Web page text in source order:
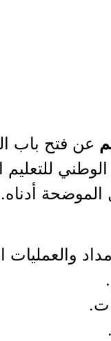
عن فتح باب
الموضحة أدناه.